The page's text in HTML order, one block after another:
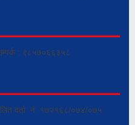
: ९८५७०६६३५८
दर्ता नं. १७२१६८/०७४/०७५